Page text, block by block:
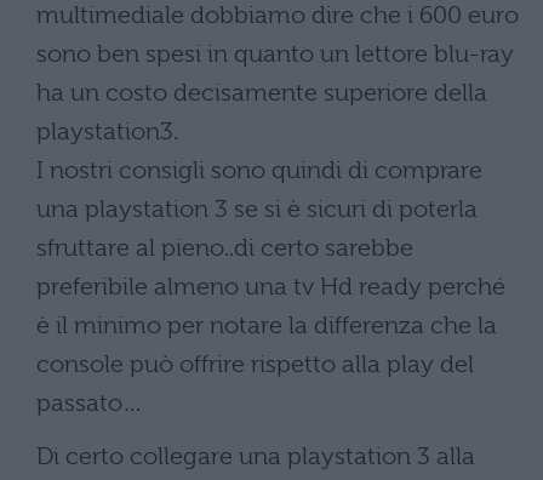
multimediale dobbiamo dire che i 600 euro
sono ben spesi in quanto un lettore blu-ray
ha un costo decisamente superiore della
playstation3.
I nostri consigli sono quindi di comprare
una playstation 3 se si è sicuri di poterla
sfruttare al pieno..di certo sarebbe
preferibile almeno una tv Hd ready perché
è il minimo per notare la differenza che la
console può offrire rispetto alla play del
passato…
Di certo collegare una playstation 3 alla